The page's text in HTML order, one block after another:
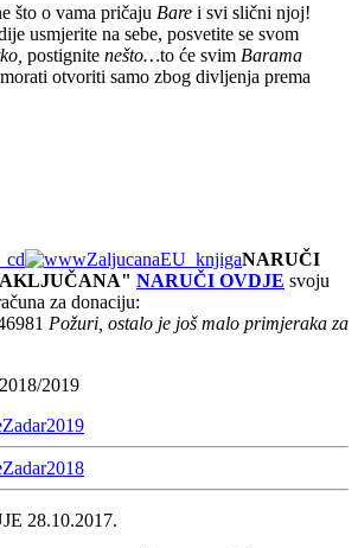
što o vama pričaju Bare i svi slični njoj!
usmjerite na sebe, posvetite se svom
postignite nešto…to će svim Barama
otvoriti samo zbog divljenja prema
NARUČI
NARUČI OVDJE svoju
za donaciju:
Požuri, ostalo je još malo primjeraka za
2019
28.10.2017.